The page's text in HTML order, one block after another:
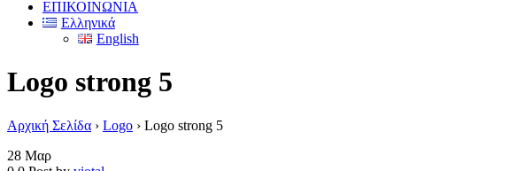
ΕΠΙΚΟΙΝΩΝΙΑ
Ελληνικά
English
Logo strong 5
Αρχική Σελίδα › Logo › Logo strong 5
28 Μαρ